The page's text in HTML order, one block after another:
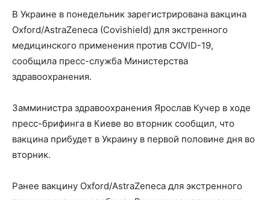
В Украине в понедельник зарегистрирована вакцина
Oxford/AstraZeneca (Covishield) для экстренного
медицинского применения против COVID-19,
сообщила пресс-служба Министерства
здравоохранения.
Замминистра здравоохранения Ярослав Кучер в ходе
пресс-брифинга в Киеве во вторник сообщил, что
вакцина прибудет в Украину в первой половине дня во
вторник.
Ранее вакцину Oxford/AstraZeneca для экстренного